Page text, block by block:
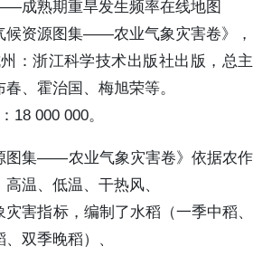
成熟期重旱发生频率在线地图
候资源图集——农业气象灾害卷》，
：浙江科学技术出版社出版，总主
、霍治国、梅旭荣等。
18 000 000。
图集——农业气象灾害卷》依据农作
温、低温、干热风、
害指标，编制了水稻（一季中稻、
双季晚稻）、